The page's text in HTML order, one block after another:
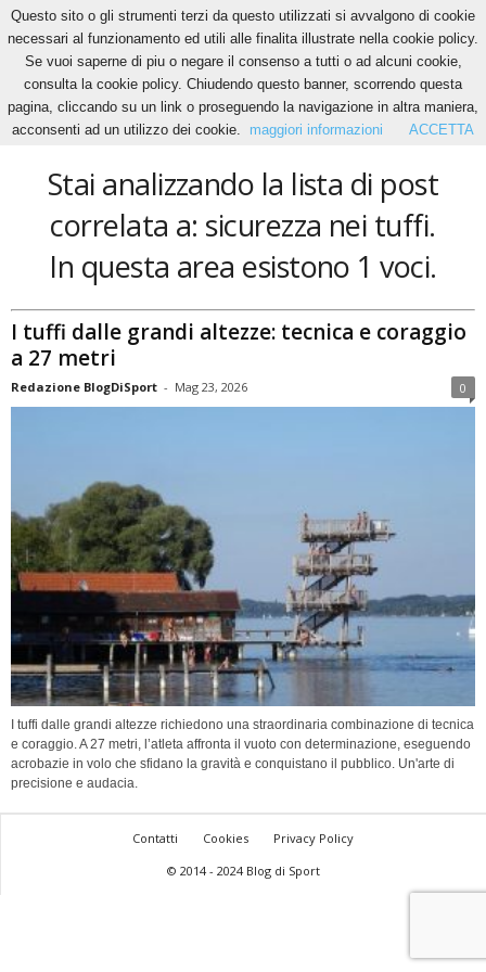
Home Tags Sicurezza nei tuffi
sicurezza nei tuffi
Stai analizzando la lista di post
correlata a: sicurezza nei tuffi.
In questa area esistono 1 voci.
I tuffi dalle grandi altezze: tecnica e coraggio
a 27 metri
Redazione BlogDiSport - Mag 23, 2026 0
I tuffi dalle grandi altezze richiedono una straordinaria combinazione di tecnica
e coraggio. A 27 metri, l’atleta affronta il vuoto con determinazione, eseguendo
acrobazie in volo che sfidano la gravità e conquistano il pubblico. Un'arte di
precisione e audacia.
Contatti Cookies
Privacy Policy
© 2014 - 2024 Blog di Sport
Questo sito o gli strumenti terzi da questo utilizzati si avvalgono di cookie
necessari al funzionamento ed utili alle finalita illustrate nella cookie policy.
Se vuoi saperne di piu o negare il consenso a tutti o ad alcuni cookie,
consulta la cookie policy. Chiudendo questo banner, scorrendo questa
pagina, cliccando su un link o proseguendo la navigazione in altra maniera,
acconsenti ad un utilizzo dei cookie.
maggiori informazioni ACCETTA